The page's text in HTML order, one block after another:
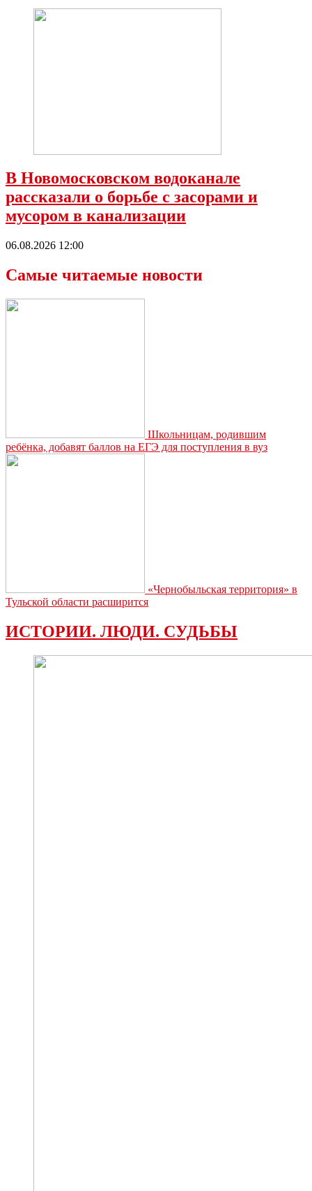
В Новомосковском водоканале
рассказали о борьбе с засорами и
мусором в канализации
06.08.2026 12:00
Самые читаемые новости
Школьницам, родившим
ребёнка, добавят баллов на ЕГЭ для поступления в вуз
«Чернобыльская территория» в
Тульской области расширится
ИСТОРИИ. ЛЮДИ. СУДЬБЫ